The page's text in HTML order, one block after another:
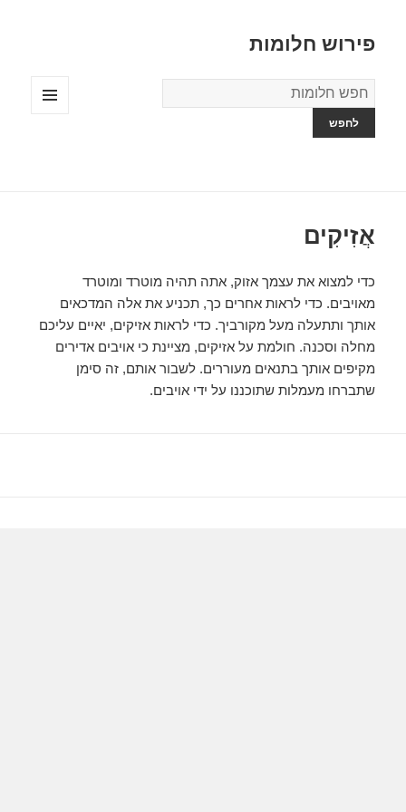
פירוש חלומות
מילון
החלומות
אֲזִיקִים
כדי למצוא את עצמך אזוק, אתה תהיה מוטרד ומוטרד
מאויבים. כדי לראות אחרים כך, תכניע את אלה המדכאים
אותך ותתעלה מעל מקורביך. כדי לראות אזיקים, יאיים עליכם
מחלה וסכנה. חולמת על אזיקים, מציינת כי אויבים אדירים
מקיפים אותך בתנאים מעוררים. לשבור אותם, זה סימן
שתברחו מעמלות שתוכננו על ידי אויבים.